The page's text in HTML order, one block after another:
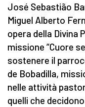
José Sebastião
Miguel Alberto
opera della Divina
missione “Cuore
sostenere il
de Bobadilla,
nelle attività
quelli che